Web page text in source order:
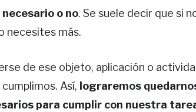
o no. Se suele decir que si
necesites más.
de ese objeto, aplicación o
Así, lograremos
para cumplir con nuestra